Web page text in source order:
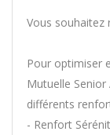
Vous souhaitez
Pour optimiser
Mutuelle
différents
- Renfort